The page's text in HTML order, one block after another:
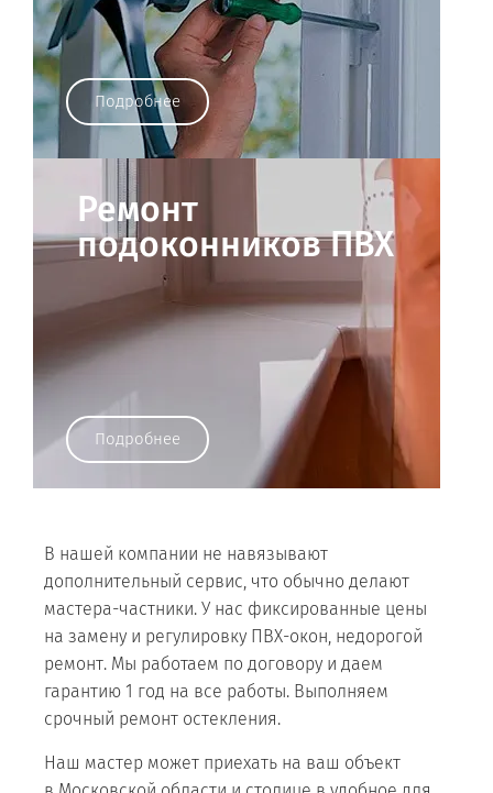
Подробнее
Ремонт
подоконников ПВХ
Подробнее
В нашей компании не навязывают
дополнительный сервис, что обычно делают
мастера-частники. У нас фиксированные цены
на замену и регулировку ПВХ-окон, недорогой
ремонт. Мы работаем по договору и даем
гарантию 1 год на все работы. Выполняем
срочный ремонт остекления.
Наш мастер может приехать на ваш объект